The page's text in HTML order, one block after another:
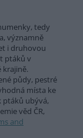
tedy
významně
i druhovou
ptáků v
krajině.
půdy, pestré
místa ke
ptáků ubývá,
věd ČR,
and